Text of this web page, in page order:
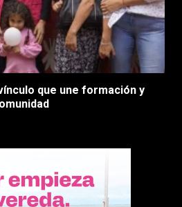
que une formación y